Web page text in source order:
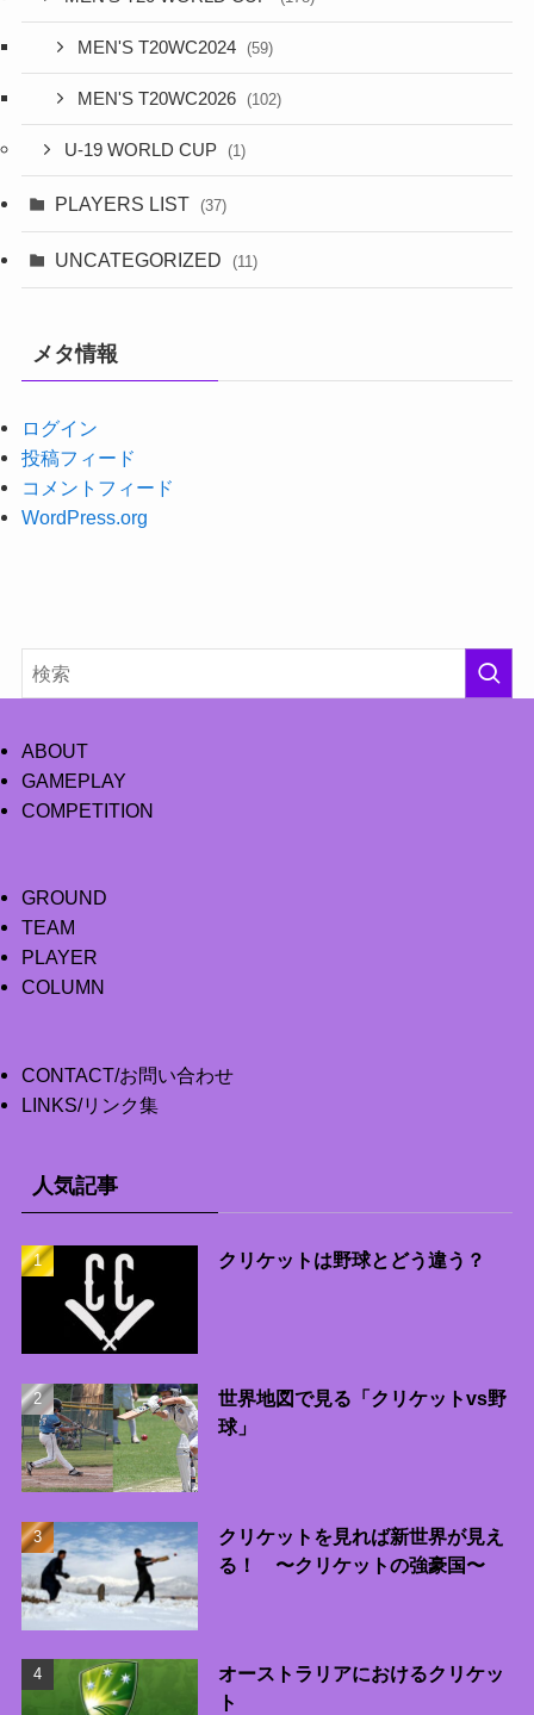
MEN'S T20WC2024 (59)
MEN'S T20WC2026 (102)
U-19 WORLD CUP (1)
PLAYERS LIST (37)
UNCATEGORIZED (11)
メタ情報
ログイン
投稿フィード
コメントフィード
WordPress.org
ABOUT
GAMEPLAY
COMPETITION
GROUND
TEAM
PLAYER
COLUMN
CONTACT/お問い合わせ
LINKS/リンク集
人気記事
クリケットは野球とどう違う？
世界地図で見る「クリケットvs野
球」
クリケットを見れば新世界が見え
る！ 〜クリケットの強豪国〜
オーストラリアにおけるクリケッ
ト